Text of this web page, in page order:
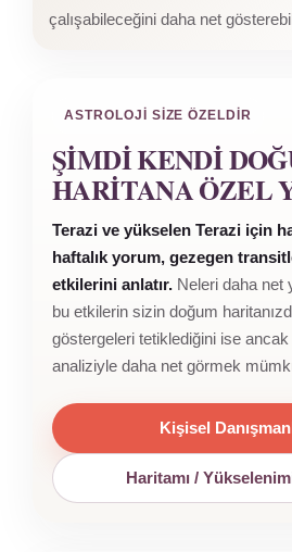
çalışabileceğini daha net
ASTROLOJI SIZE ÖZELDIR
ŞIMDI KENDI
HARITANA ÖZEL
Terazi ve yükselen Terazi için
haftalık yorum, gezegen
etkilerini anlatır. Neleri daha net
bu etkilerin sizin doğum
göstergeleri tetiklediğini ise
analiziyle daha net görmek
Kişisel
Haritamı /